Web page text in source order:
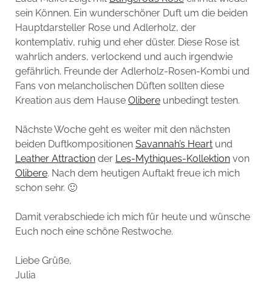
sein Können. Ein wunderschöner Duft um die beiden
Hauptdarsteller Rose und Adlerholz, der
kontemplativ, ruhig und eher düster. Diese Rose ist
wahrlich anders, verlockend und auch irgendwie
gefährlich. Freunde der Adlerholz-Rosen-Kombi und
Fans von melancholischen Düften sollten diese
Kreation aus dem Hause Olibereunbedingt testen.
Nächste Woche geht es weiter mit den nächsten
beiden Duftkompositionen Savannah’s Heartund
Leather Attractionder Les-Mythiques-Kollektionvon
Olibere. Nach dem heutigen Auftakt freue ich mich
schon sehr. 🙂
Damit verabschiede ich mich für heute und wünsche
Euch noch eine schöne Restwoche.
Liebe Grüße,
Julia